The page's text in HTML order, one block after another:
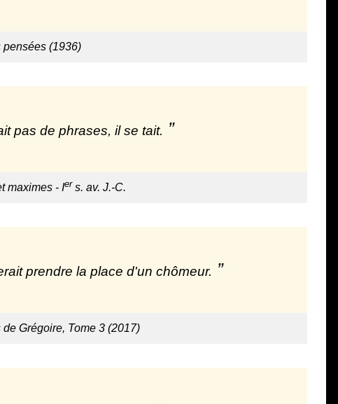
pensées (1936)
pas de phrases, il se tait.
maximes - Ier s. av. J.-C.
prendre la place d'un chômeur.
Grégoire, Tome 3 (2017)